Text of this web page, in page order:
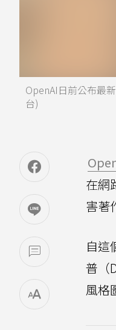
OpenAI日前公布最
台)
在網
害著
自這
普（
風格